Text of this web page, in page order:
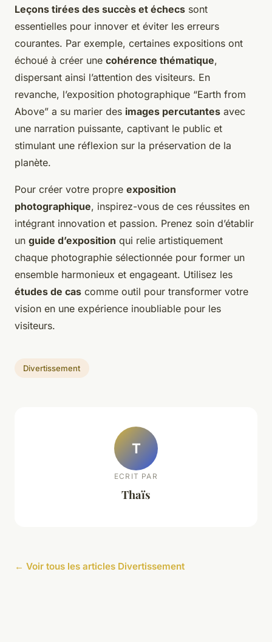
Leçons tirées des succès et échecs sont
essentielles pour innover et éviter les erreurs
courantes. Par exemple, certaines expositions ont
échoué à créer une cohérence thématique,
dispersant ainsi l’attention des visiteurs. En
revanche, l’exposition photographique “Earth from
Above” a su marier des images percutantes avec
une narration puissante, captivant le public et
stimulant une réflexion sur la préservation de la
planète.
Pour créer votre propre exposition
photographique, inspirez-vous de ces réussites en
intégrant innovation et passion. Prenez soin d’établir
un guide d’exposition qui relie artistiquement
chaque photographie sélectionnée pour former un
ensemble harmonieux et engageant. Utilisez les
études de cas comme outil pour transformer votre
vision en une expérience inoubliable pour les
visiteurs.
Divertissement
T
ECRIT PAR
Thaïs
← Voir tous les articles Divertissement